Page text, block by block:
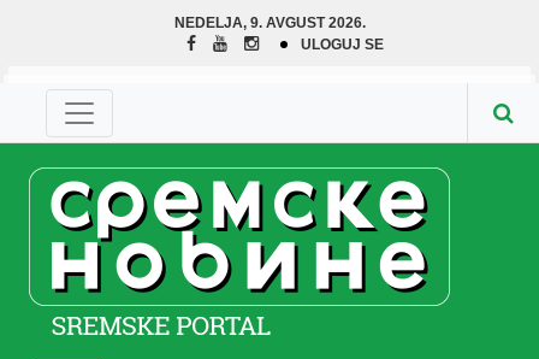
NEDELJA, 9. AVGUST 2026.
ULOGUJ SE